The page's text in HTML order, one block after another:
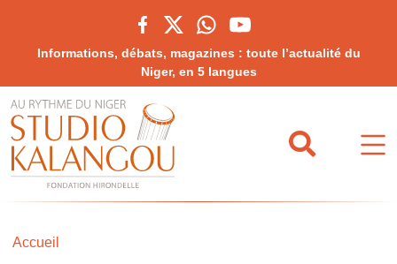
Informations, débats, magazines : toute l’actualité du
Niger, en 5 langues
Accueil